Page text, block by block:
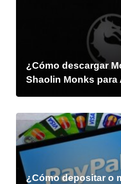
¿Cómo descargar
Shaolin Monks para
¿Cómo depositar o